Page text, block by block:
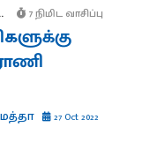
7 நிமிட வாசிப்பு
27 Oct 2022